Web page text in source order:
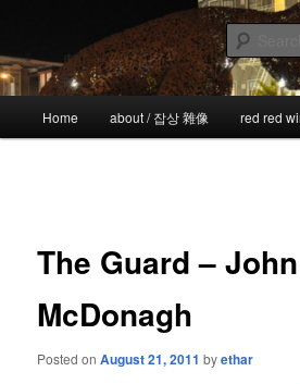
primary
content!wicked
the more I see the less I know
Home about / 잡상 雜像 red red
The Guard –
McDonagh
Posted onAugust 21, 2011 byethar